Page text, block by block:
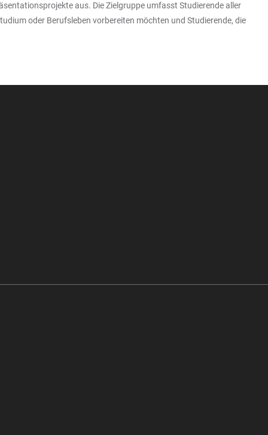
aus. Die Zielgruppe umfasst Studierende aller
oder Berufsleben vorbereiten möchten und Studierende, die